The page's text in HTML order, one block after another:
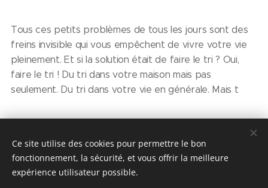
Tous ces petits problèmes de tous les jours sont des
freins invisible qui vous empêchent de vivre votre vie
pleinement. Et si la solution était de faire le tri ? Oui,
faire le tri ! Du tri dans votre maison mais pas
seulement. Du tri dans votre vie en générale. Mais t
Share
Ce site utilise des cookies pour permettre le bon
fonctionnement, la sécurité, et vous offrir la meilleure
expérience utilisateur possible.